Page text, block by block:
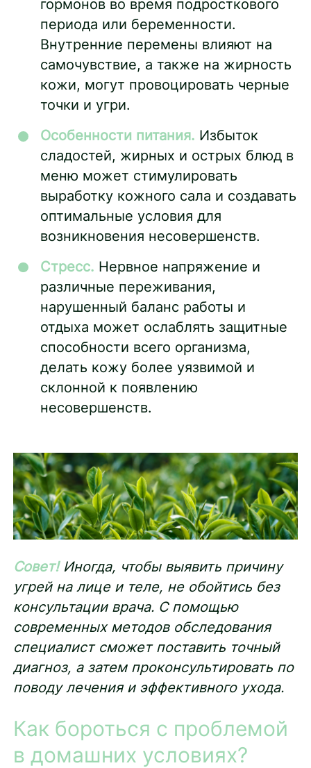
гормонов во время подросткового
периода или беременности.
Внутренние перемены влияют на
самочувствие, а также на жирность
кожи, могут провоцировать черные
точки и угри.
Особенности питания. Избыток
сладостей, жирных и острых блюд в
меню может стимулировать
выработку кожного сала и создавать
оптимальные условия для
возникновения несовершенств.
Стресс. Нервное напряжение и
различные переживания,
нарушенный баланс работы и
отдыха может ослаблять защитные
способности всего организма,
делать кожу более уязвимой и
склонной к появлению
несовершенств.
Совет! Иногда, чтобы выявить причину
угрей на лице и теле, не обойтись без
консультации врача. С помощью
современных методов обследования
специалист сможет поставить точный
диагноз, а затем проконсультировать по
поводу лечения и эффективного ухода.
Как бороться с проблемой
в домашних условиях?